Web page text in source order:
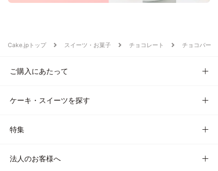
Cake.jpトップ スイーツ・お菓子 チョコレート チョコバー
ご購入にあたって
ケーキ・スイーツを探す
特集
法人のお客様へ